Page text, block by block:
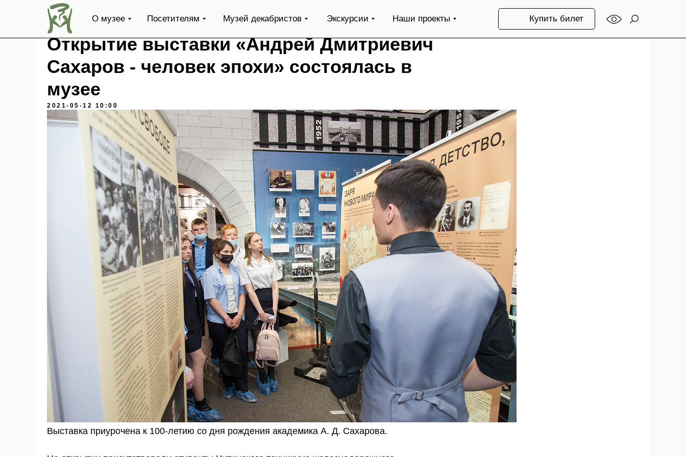
Купить билет
О музее Посетителям Музей декабристов Экскурсии Наши проекты
Открытие выставки «Андрей Дмитриевич
Сахаров - человек эпохи» состоялась в
музее
2021-05-12 10:00
Выставка приурочена к 100-летию со дня рождения академика А. Д. Сахарова.